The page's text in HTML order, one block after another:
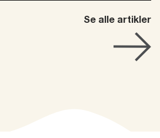
Se alle artikler